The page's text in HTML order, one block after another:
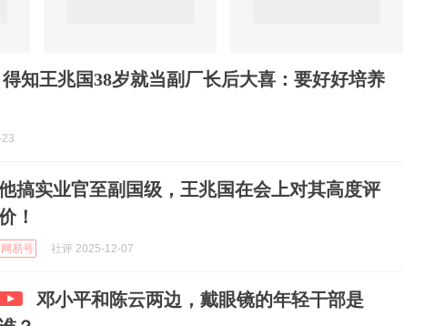
知王兆国38岁就当副厂长后大喜：要好好培养
搞实业官至副国级，王兆国在会上对其高度评
！
网易号 社评 2025-12-07
邓小平和陈云两边，戴眼镜的年轻干部是